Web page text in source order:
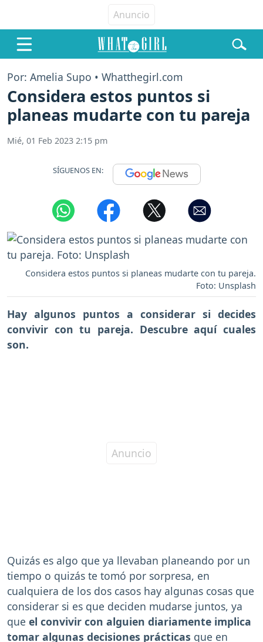
Por: Amelia Supo • Whatthegirl.com
Considera estos puntos si
planeas mudarte con tu pareja
Mié, 01 Feb 2023 2:15 pm
SÍGUENOS EN:
Considera estos puntos si planeas mudarte con tu pareja.
Foto: Unsplash
Hay algunos puntos a considerar si decides
convivir con tu pareja. Descubre aquí cuales
son.
Quizás es algo que ya llevaban planeando por un
tiempo o quizás te tomó por sorpresa, en
cualquiera de los dos casos hay algunas cosas que
considerar si es que deciden mudarse juntos, ya
que el convivir con alguien diariamente implica
tomar algunas decisiones prácticas que en